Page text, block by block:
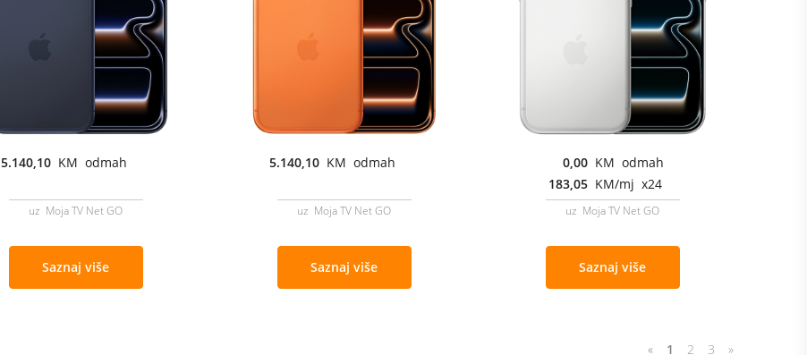
5.140,10 KM odmah
uz Moja TV Net GO
Saznaj više
5.140,10 KM odmah
uz Moja TV Net GO
Saznaj više
0,00 KM odmah
183,05 KM/mj x24
uz Moja TV Net GO
Saznaj više
« 1 2 3 »